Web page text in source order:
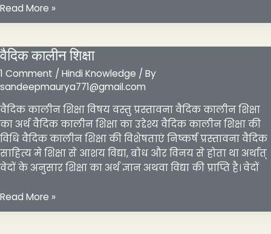
विष्णु
प्रभाकर
हिंदी
में
Read More »
वैदिक कालीन शिक्षा
1 Comment / Hindi Knowledge / By
sandeepmaurya771@gmail.com
वैदिक कालीन शिक्षा विषय वस्तु प्रस्तावना वैदिक कालीन शिक्षा
का अर्थ वैदिक कालीन शिक्षा का उद्देश्य वैदिक कालीन शिक्षा की
विधि वैदिक कालीन शिक्षा की विशेषताएं निष्कर्ष प्रस्तावना वैदिक
साहित्य मे शिक्षा से आशय विद्या, बोध और विनय से होता था अर्थात्
वेदों के अनुसार शिक्षा का अर्थ ज्ञान अथवा विद्या की प्राप्ति है। वेदों
वैदिक
कालीन
Read More »